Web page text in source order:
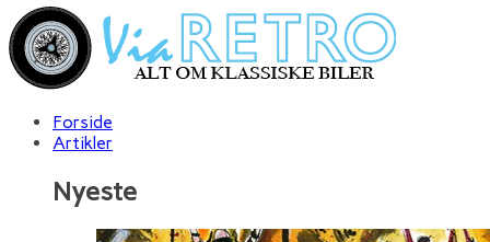
Forside
Artikler
Nyeste